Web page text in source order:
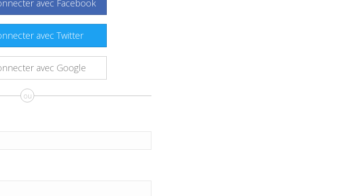
avec Facebook
avec Twitter
avec Google
ou